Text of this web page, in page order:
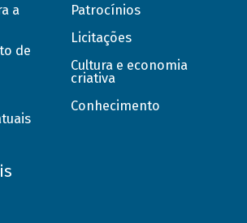
a
de
Patrocínios
Licitações
Cultura e economia
criativa
Conhecimento